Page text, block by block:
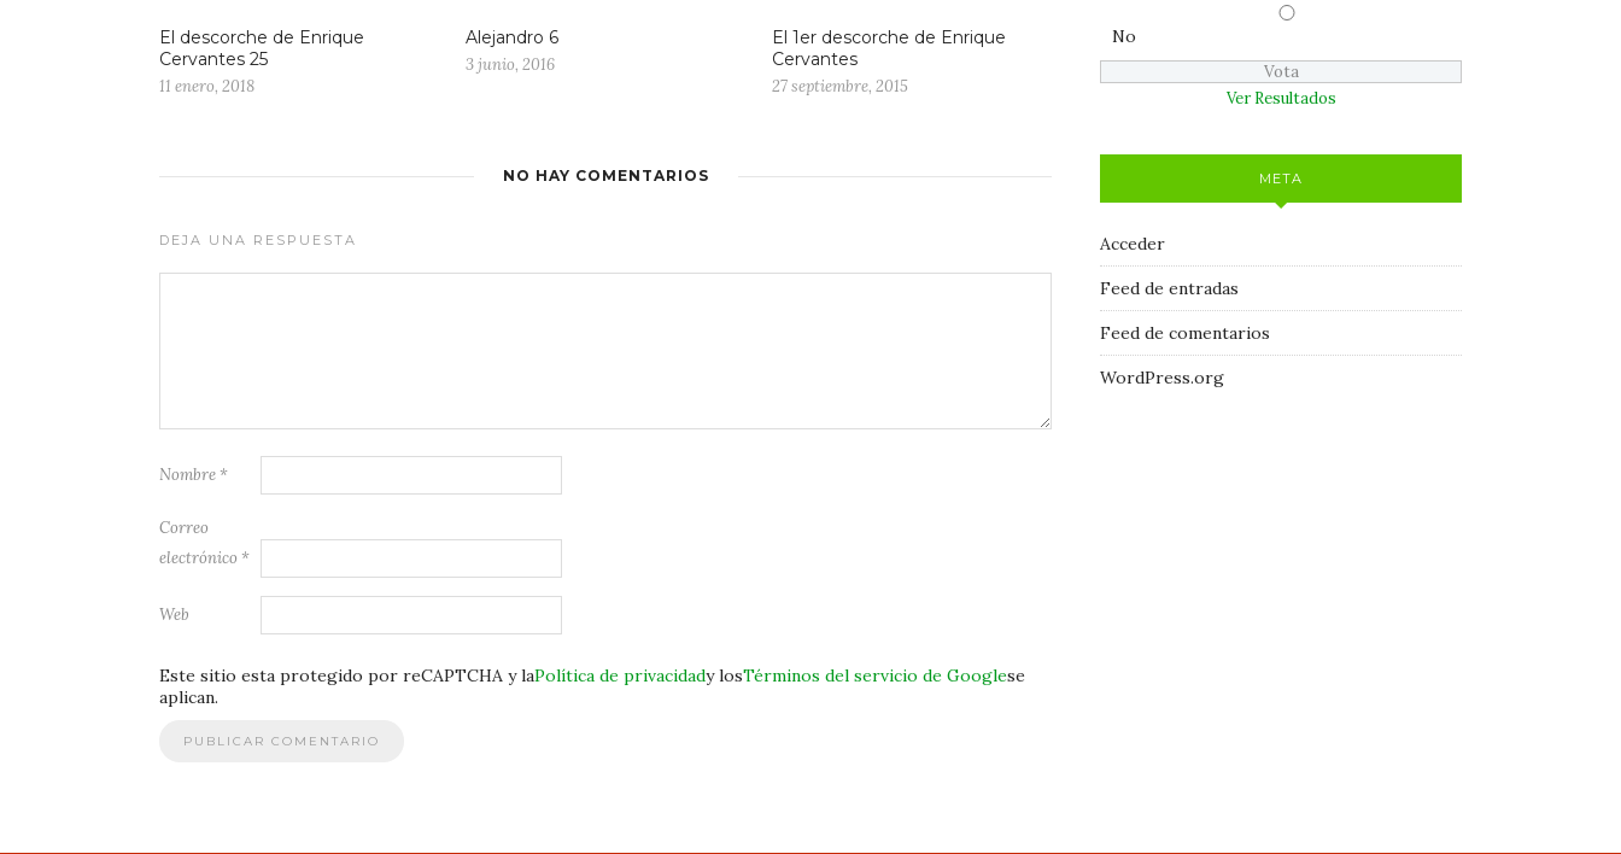
El descorche de Enrique
Cervantes 25
11 enero, 2018
Alejandro 6
3 junio, 2016
El 1er descorche de Enrique
Cervantes
27 septiembre, 2015
NO HAY COMENTARIOS
DEJA UNA RESPUESTA
Nombre *
Correo
electrónico *
Web
Este sitio esta protegido por reCAPTCHA y laPolítica de privacidady losTérminos del servicio de Googlese
aplican.
No
Ver Resultados
META
Acceder
Feed de entradas
Feed de comentarios
WordPress.org